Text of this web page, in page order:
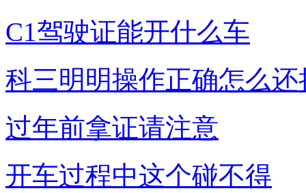
C1驾驶证能开什么车
科三明明操作正确怎么还
过年前拿证请注意
开车过程中这个碰不得